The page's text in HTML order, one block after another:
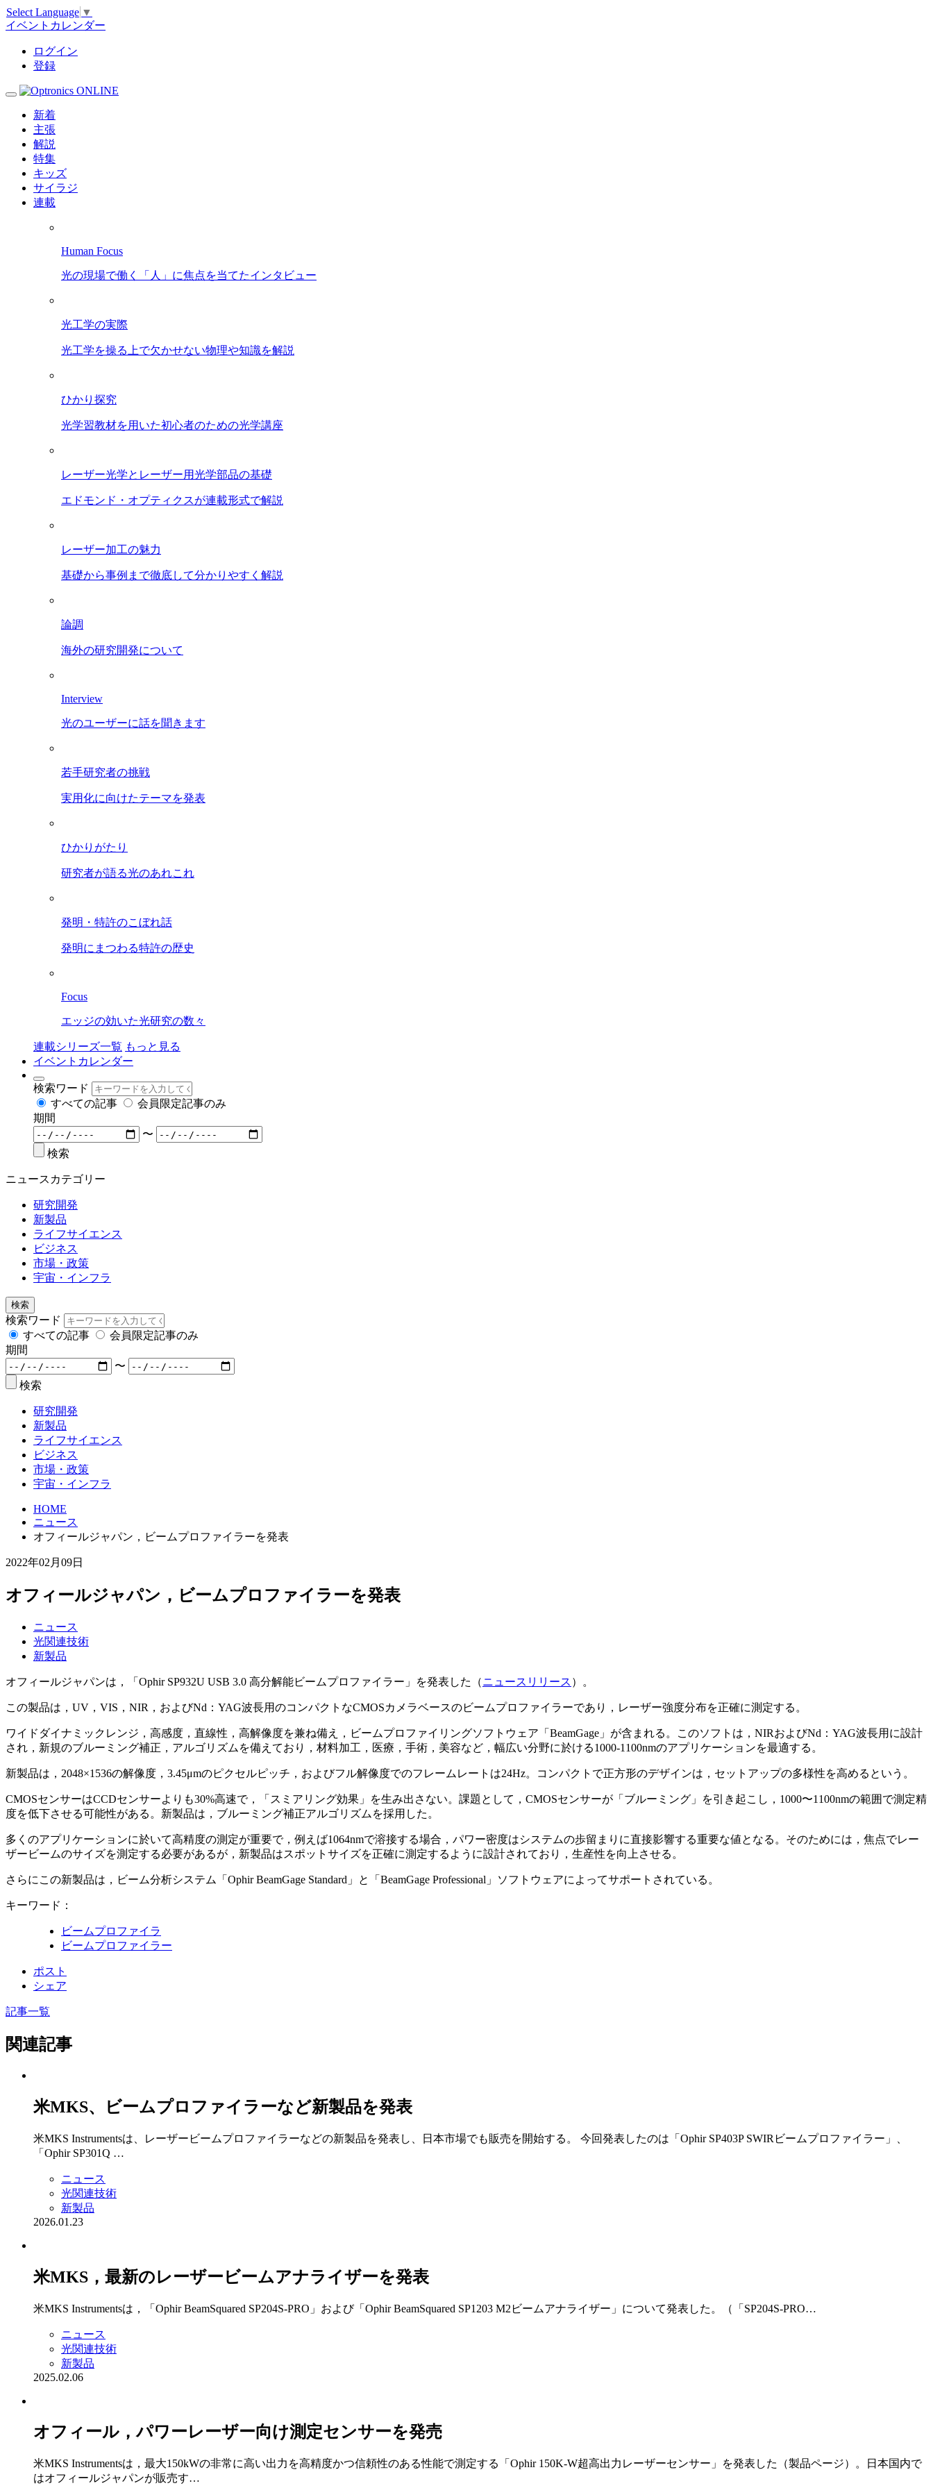
Select Language ▼
イベントカレンダー
ログイン
登録
新着
主張
解説
特集
キッズ
サイラジ
連載
Human Focus
光の現場で働く「人」に焦点を当てたインタビュー
光工学の実際
光工学を操る上で欠かせない物理や知識を解説
ひかり探究
光学習教材を用いた初心者のための光学講座
レーザー光学とレーザー用光学部品の基礎
エドモンド・オプティクスが連載形式で解説
レーザー加工の魅力
基礎から事例まで徹底して分かりやすく解説
論調
海外の研究開発について
Interview
光のユーザーに話を聞きます
若手研究者の挑戦
実用化に向けたテーマを発表
ひかりがたり
研究者が語る光のあれこれ
発明・特許のこぼれ話
発明にまつわる特許の歴史
Focus
エッジの効いた光研究の数々
連載シリーズ一覧 もっと見る
イベントカレンダー
検索ワード
すべての記事
会員限定記事のみ
期間
〜
検索
ニュースカテゴリー
研究開発
新製品
ライフサイエンス
ビジネス
市場・政策
宇宙・インフラ
検索
検索ワード
すべての記事
会員限定記事のみ
期間
〜
検索
研究開発
新製品
ライフサイエンス
ビジネス
市場・政策
宇宙・インフラ
HOME
ニュース
オフィールジャパン，ビームプロファイラーを発表
2022年02月09日
オフィールジャパン，ビームプロファイラーを発表
ニュース
光関連技術
新製品
オフィールジャパンは，「Ophir SP932U USB 3.0 高分解能ビームプロファイラー」を発表した（ニュースリリース ）。
この製品は，UV，VIS，NIR，およびNd：YAG波長用のコンパクトなCMOSカメラベースのビームプロファイラーであり，レーザー強度分布を正確に測定する。
ワイドダイナミックレンジ，高感度，直線性，高解像度を兼ね備え，ビームプロファイリングソフトウェア「BeamGage」が含まれる。このソフトは，NIRおよびNd：YAG波長用に設計
され，新規のブルーミング補正，アルゴリズムを備えており，材料加工，医療，手術，美容など，幅広い分野に於ける1000-1100nmのアプリケーションを最適する。
新製品は，2048×1536の解像度，3.45μmのピクセルピッチ，およびフル解像度でのフレームレートは24Hz。コンパクトで正方形のデザインは，セットアップの多様性を高めるという。
CMOSセンサーはCCDセンサーよりも30%高速で，「スミアリング効果」を生み出さない。課題として，CMOSセンサーが「ブルーミング」を引き起こし，1000〜1100nmの範囲で測定精
度を低下させる可能性がある。新製品は，ブルーミング補正アルゴリズムを採用した。
多くのアプリケーションに於いて高精度の測定が重要で，例えば1064nmで溶接する場合，パワー密度はシステムの歩留まりに直接影響する重要な値となる。そのためには，焦点でレー
ザービームのサイズを測定する必要があるが，新製品はスポットサイズを正確に測定するように設計されており，生産性を向上させる。
さらにこの新製品は，ビーム分析システム「Ophir BeamGage Standard」と「BeamGage Professional」ソフトウェアによってサポートされている。
キーワード：
ビームプロファイラ
ビームプロファイラー
ポスト
シェア
記事一覧
関連記事
米MKS、ビームプロファイラーなど新製品を発表
米MKS Instrumentsは、レーザービームプロファイラーなどの新製品を発表し、日本市場でも販売を開始する。 今回発表したのは「Ophir SP403P SWIRビームプロファイラー」、
「Ophir SP301Q …
ニュース
光関連技術
新製品
2026.01.23
米MKS，最新のレーザービームアナライザーを発表
米MKS Instrumentsは，「Ophir BeamSquared SP204S-PRO」および「Ophir BeamSquared SP1203 M2ビームアナライザー」について発表した。（「SP204S-PRO…
ニュース
光関連技術
新製品
2025.02.06
オフィール，パワーレーザー向け測定センサーを発売
米MKS Instrumentsは，最大150kWの非常に高い出力を高精度かつ信頼性のある性能で測定する「Ophir 150K-W超高出力レーザーセンサー」を発表した（製品ページ）。日本国内で
はオフィールジャパンが販売す…